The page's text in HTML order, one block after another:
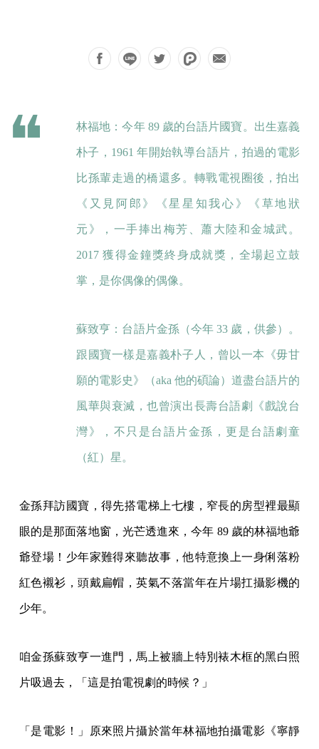
林福地：今年 89 歲的台語片國寶。出生嘉義
朴子，1961 年開始執導台語片，拍過的電影
比孫輩走過的橋還多。轉戰電視圈後，拍出
《又見阿郎》《星星知我心》《草地狀
元》，一手捧出梅芳、蕭大陸和金城武。
2017 獲得金鐘獎終身成就獎，全場起立鼓
掌，是你偶像的偶像。
蘇致亨：台語片金孫（今年 33 歲，供參）。
跟國寶一樣是嘉義朴子人，曾以一本《毋甘
願的電影史》（aka 他的碩論）道盡台語片的
風華與衰滅，也曾演出長壽台語劇《戲說台
灣》，不只是台語片金孫，更是台語劇童
（紅）星。
金孫拜訪國寶，得先搭電梯上七樓，窄長的房型裡最顯
眼的是那面落地窗，光芒透進來，今年 89 歲的林福地爺
爺登場！少年家難得來聽故事，他特意換上一身俐落粉
紅色襯衫，頭戴扁帽，英氣不落當年在片場扛攝影機的
少年。
咱金孫蘇致亨一進門，馬上被牆上特別裱木框的黑白照
片吸過去，「這是拍電視劇的時候？」
「是電影！」原來照片攝於當年林福地拍攝電影《寧靜